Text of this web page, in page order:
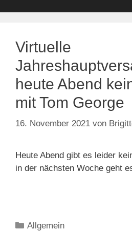
Virtuelle
heute Abend
mit Tom George
16. November 2021 von
Heute Abend gibt es leider
in der nächsten Woche geht
Kategorien
Allgemein